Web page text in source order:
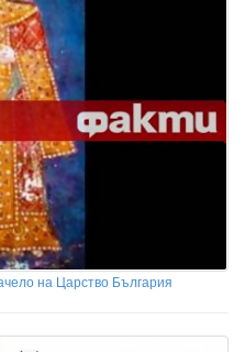
на Царство България